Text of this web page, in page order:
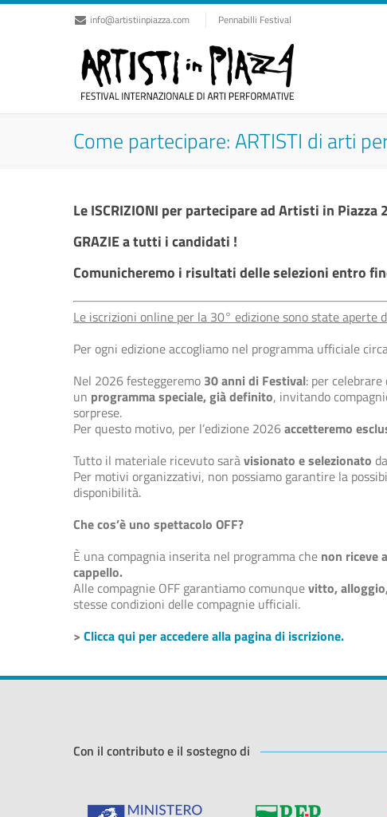
info@artistiinpiazza.com Pennabilli Festival
Come partecipare: ARTISTI di arti
Le ISCRIZIONI per partecipare ad Artisti in
GRAZIE a tutti i candidati !
Comunicheremo i risultati delle selezioni entro
Le iscrizioni online per la 30° edizione sono state
Per ogni edizione accogliamo nel programma ufficiale
Nel 2026 festeggeremo 30 anni di Festival: per
un programma speciale, già definito, invitando
sorprese.
Per questo motivo, per l’edizione 2026accetteremo
Tutto il materiale ricevuto saràvisionato e selezionato
Per motivi organizzativi, non possiamo garantire la
disponibilità.
Che cos’è uno spettacolo OFF?
È una compagnia inserita nel programma che non riceve
cappello.
Alle compagnie OFF garantiamo comunquevitto,
stesse condizioni delle compagnie ufficiali.
> Clicca qui per accedere alla pagina di iscrizione.
Con il contributo e il sostegno di